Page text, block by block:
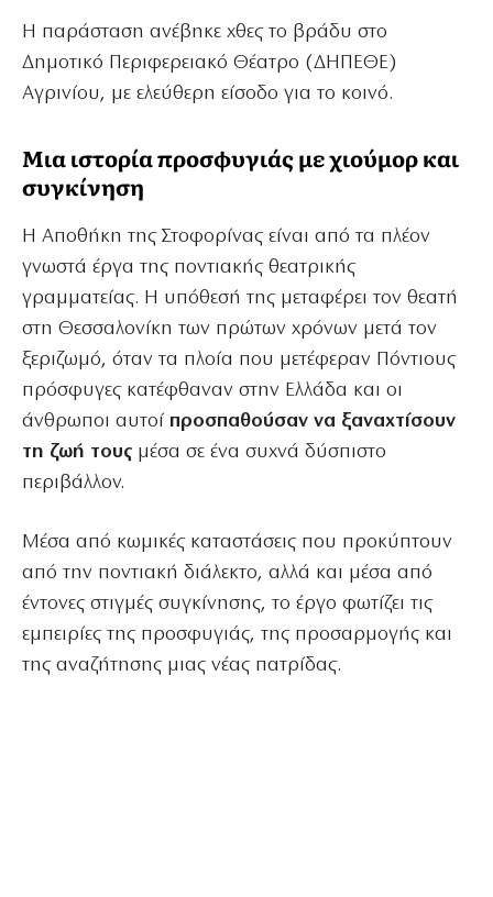
Η παράσταση ανέβηκε χθες το βράδυ στο
Δημοτικό Περιφερειακό Θέατρο (ΔΗΠΕΘΕ)
Αγρινίου, με ελεύθερη είσοδο για το κοινό.
Μια ιστορία προσφυγιάς με χιούμορ και
συγκίνηση
Η Αποθήκη της Στοφορίνας είναι από τα πλέον
γνωστά έργα της ποντιακής θεατρικής
γραμματείας. Η υπόθεσή της μεταφέρει τον θεατή
στη Θεσσαλονίκη των πρώτων χρόνων μετά τον
ξεριζωμό, όταν τα πλοία που μετέφεραν Πόντιους
πρόσφυγες κατέφθαναν στην Ελλάδα και οι
άνθρωποι αυτοί προσπαθούσαν να ξαναχτίσουν
τη ζωή τους μέσα σε ένα συχνά δύσπιστο
περιβάλλον.
Μέσα από κωμικές καταστάσεις που προκύπτουν
από την ποντιακή διάλεκτο, αλλά και μέσα από
έντονες στιγμές συγκίνησης, το έργο φωτίζει τις
εμπειρίες της προσφυγιάς, της προσαρμογής και
της αναζήτησης μιας νέας πατρίδας.